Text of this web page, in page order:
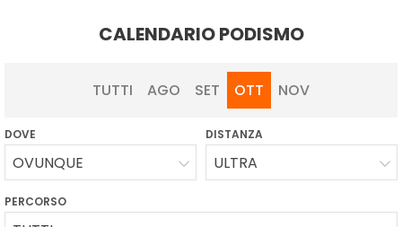
CALENDARIO PODISMO
TUTTI AGO SET OTT NOV
DOVE
OVUNQUE
DISTANZA
ULTRA
PERCORSO